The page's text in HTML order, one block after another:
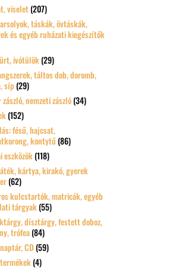
viselet(207)
táskák, övtáskák,
és egyéb ruházati kiegészítők
ivótülök(29)
táltos dob, doromb,
síp (29)
nemzeti zászló(34)
(152)
fésű, hajcsat,
kontytű(86)
eszközök(118)
kártya, kirakó, gyerek
(62)
kulcstartók, matricák, egyéb
tárgyak(55)
dísztárgy, festett doboz,
trófea(84)
CD (59)
(4)